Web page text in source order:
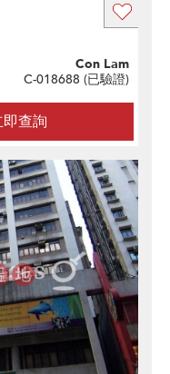
查詢
Con Lam
C-018688 (已驗證)